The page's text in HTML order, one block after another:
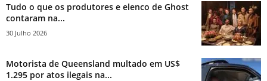
Tudo o que os produtores e elenco de Ghost
contaram na...
30 Julho 2026
Motorista de Queensland multado em US$
1.295 por atos ilegais na...